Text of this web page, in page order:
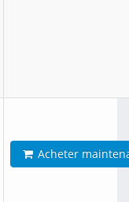
Acheter